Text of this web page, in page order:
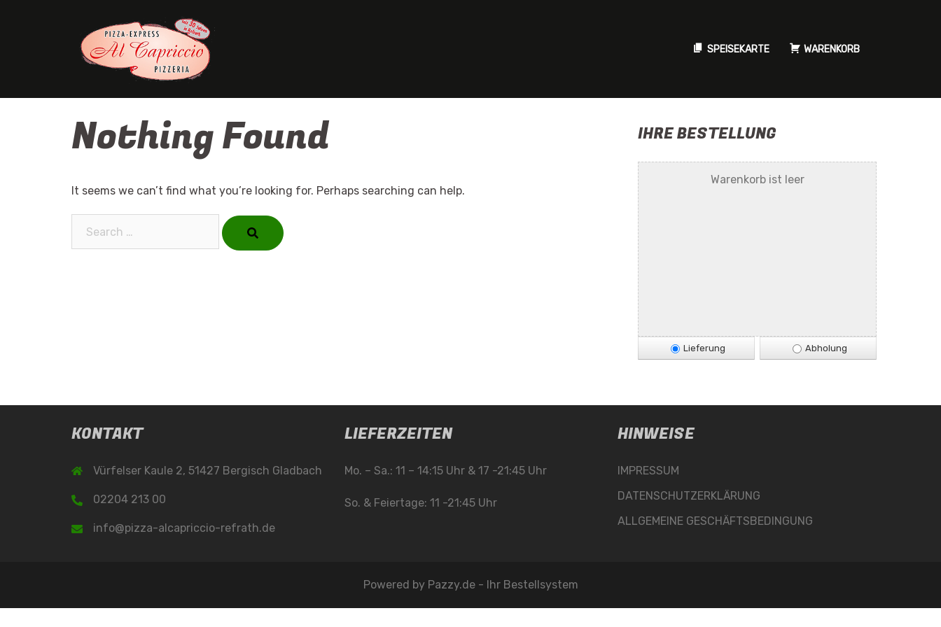
SPEISEKARTE WARENKORB
Nothing Found
It seems we can’t find what you’re looking for. Perhaps searching can help.
IHRE BESTELLUNG
Warenkorb ist leer
Lieferung Abholung
KONTAKT
Vürfelser Kaule 2, 51427 Bergisch Gladbach
02204 213 00
info@pizza-alcapriccio-refrath.de
LIEFERZEITEN
Mo. – Sa.: 11 – 14:15 Uhr & 17 -21:45 Uhr
So. & Feiertage: 11 -21:45 Uhr
HINWEISE
IMPRESSUM
DATENSCHUTZERKLÄRUNG
ALLGEMEINE GESCHÄFTSBEDINGUNG
Powered by Pazzy.de - Ihr Bestellsystem